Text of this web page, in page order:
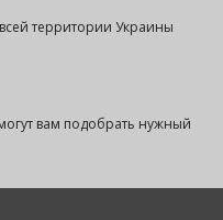
территории Украины
вам подобрать нужный